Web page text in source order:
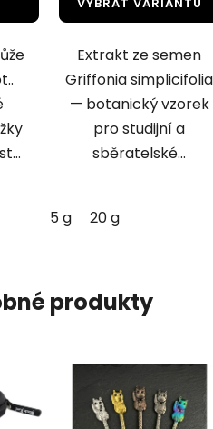
VYBRAT VARIANTU
Extrakt ze semen
Griffonia simplicifolia
— botanický vzorek
pro studijní a
sběratelské...
5 g 20 g
produkty